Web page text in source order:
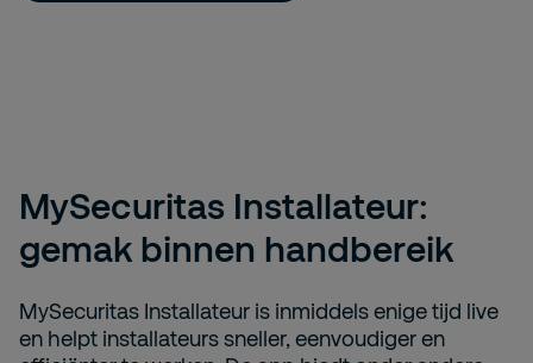
MySecuritas Installateur:
gemak binnen handbereik
MySecuritas Installateur is inmiddels enige tijd live
en helpt installateurs sneller, eenvoudiger en